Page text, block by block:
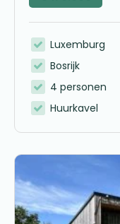
Luxemburg
Bosrijk
4 personen
Huurkavel